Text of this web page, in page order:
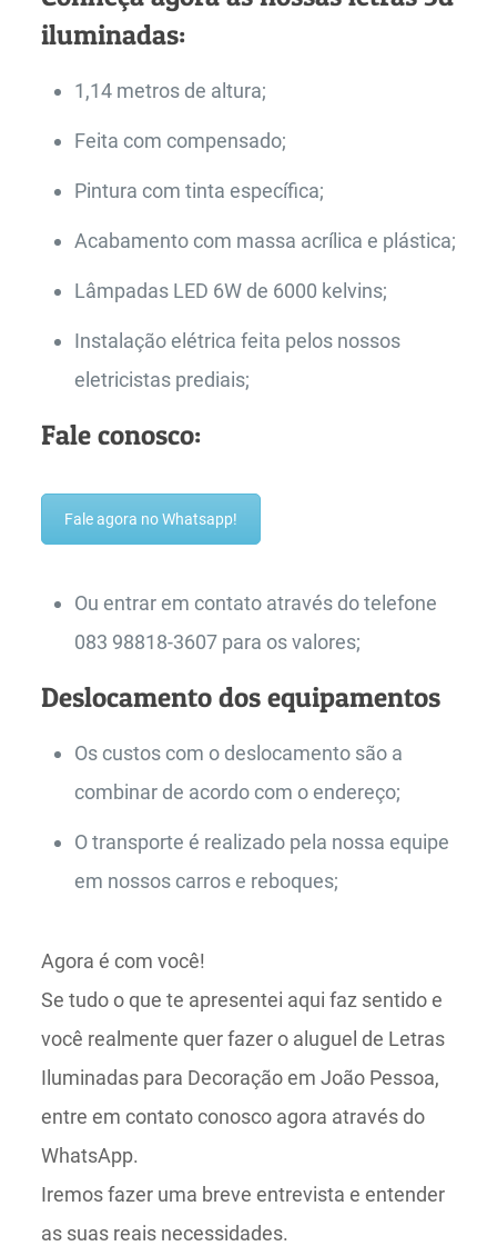
iluminadas:
1,14 metros de altura;
Feita com compensado;
Pintura com tinta específica;
Acabamento com massa acrílica e plástica;
Lâmpadas LED 6W de 6000 kelvins;
Instalação elétrica feita pelos nossos
eletricistas prediais;
Fale conosco:
Fale agora no Whatsapp!
Ou entrar em contato através do telefone
083 98818-3607 para os valores;
Deslocamento dos equipamentos
Os custos com o deslocamento são a
combinar de acordo com o endereço;
O transporte é realizado pela nossa equipe
em nossos carros e reboques;
Agora é com você!
Se tudo o que te apresentei aqui faz sentido e
você realmente quer fazer o aluguel de Letras
Iluminadas para Decoração em João Pessoa,
entre em contato conosco agora através do
WhatsApp.
Iremos fazer uma breve entrevista e entender
as suas reais necessidades.